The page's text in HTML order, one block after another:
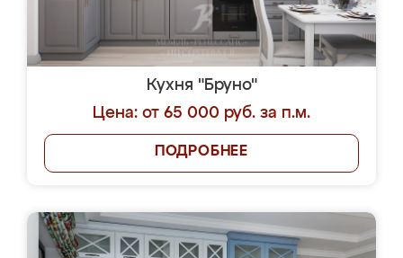
Кухня "Бруно"
Цена: от 65 000 руб. за п.м.
ПОДРОБНЕЕ